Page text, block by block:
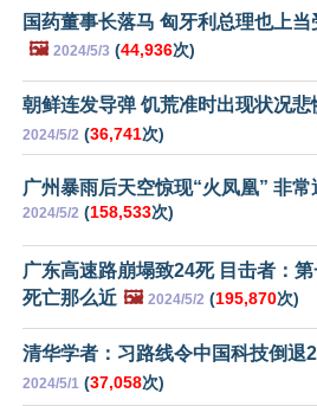
国药董事长落马 匈牙利总理也上当
🖼️ 2024/5/3 (44,936次)
朝鲜连发导弹 饥荒准时出现状况悲
2024/5/2 (36,741次)
广州暴雨后天空惊现“火凤凰” 非常
2024/5/2 (158,533次)
广东高速路崩塌致24死 目击者：
死亡那么近 🖼️ 2024/5/2 (195,870次)
清华学者：习路线令中国科技倒退
2024/5/1 (37,058次)